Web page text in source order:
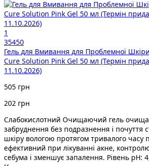
1
35450
Гель для Вмивання для Проблемної
Cure Solution Pink Gel 50 мл (Термін
11.10.2026)
505 грн
202 грн
Слабокислотний Очищаючий гель
забруднення без подразнення і почуття
шкіру вологою протягом тривалого часу
ефективний при лікуванні акне,
себума і зменшує запалення. Рівень pH: